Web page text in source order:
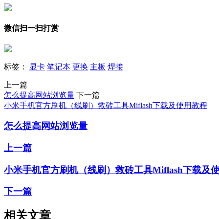
微信扫一扫打赏
标签： 显卡 笔记本 更换 主板 焊接
上一篇
怎么提高网站浏览量 下一篇
小米手机官方刷机（线刷）救砖工具Miflash下载及使用教程
怎么提高网站浏览量
上一篇
小米手机官方刷机（线刷）救砖工具Miflash下载及
下一篇
相关文章